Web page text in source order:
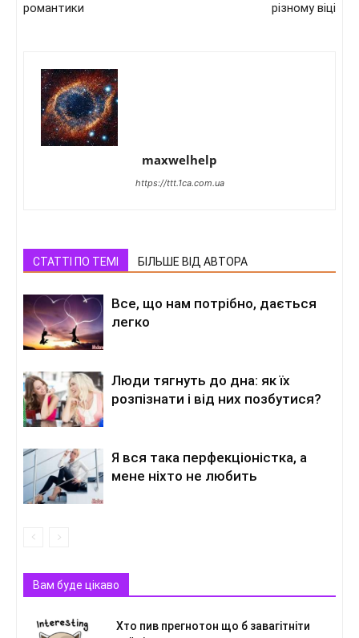
романтики
різному віці
maxwelhelp
https://ttt.1ca.com.ua
СТАТТІ ПО ТЕМІ БІЛЬШЕ ВІД АВТОРА
Все, що нам потрібно, дається
легко
Люди тягнуть до дна: як їх
розпізнати і від них позбутися?
Я вся така перфекціоністка, а
мене ніхто не любить
Вам буде цікаво
Хто пив прегнотон що б завагітніти